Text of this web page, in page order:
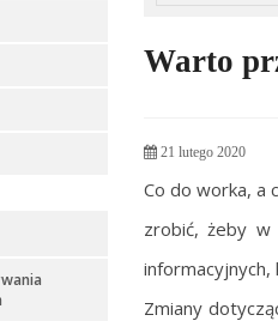
Warto
21 lutego 2020
Co do worka, a
zrobić, żeby w
informacyjnych,
Zmiany